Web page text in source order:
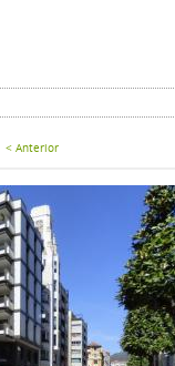
< Anterior